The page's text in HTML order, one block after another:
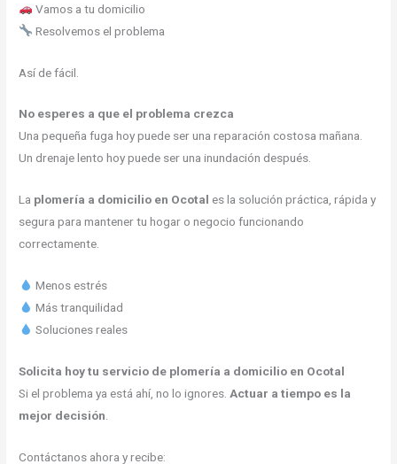
Vamos a tu domicilio
Resolvemos el problema
Así de fácil.
No esperes a que el problema crezca
Una pequeña fuga hoy puede ser una reparación costosa mañana.
Un drenaje lento hoy puede ser una inundación después.
La plomería a domicilio en Ocotal es la solución práctica, rápida y
segura para mantener tu hogar o negocio funcionando
correctamente.
Menos estrés
Más tranquilidad
Soluciones reales
Solicita hoy tu servicio de plomería a domicilio en Ocotal
Si el problema ya está ahí, no lo ignores. Actuar a tiempo es la
mejor decisión
Contáctanos ahora y recibe: